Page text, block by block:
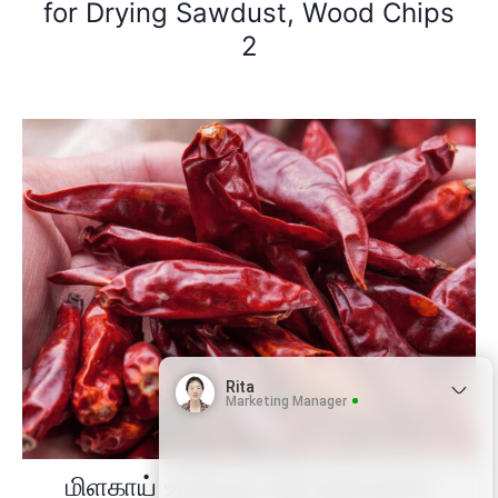
for Drying Sawdust, Wood Chips
2
மிளகாய் உலர்த்தும் இயந்திரத்தின்
Rita
Marketing Manager